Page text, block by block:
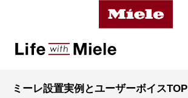
ミーレ設置実例とユーザーボイスTOP